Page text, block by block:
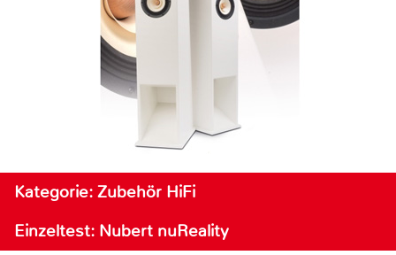
Kategorie: Zubehör HiFi
Einzeltest: Nubert nuReality